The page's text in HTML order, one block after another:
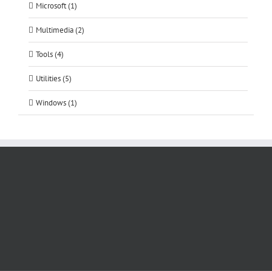
Microsoft (1)
Multimedia (2)
Tools (4)
Utilities (5)
Windows (1)